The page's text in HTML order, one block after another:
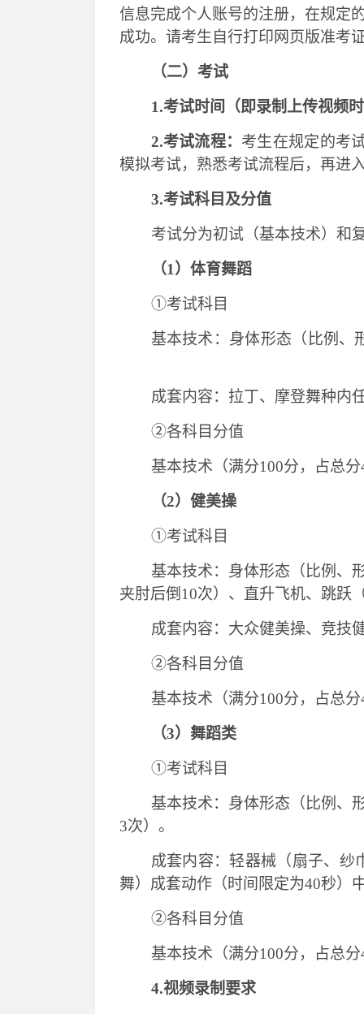
信息完成个人账号的注册，在规定
成功。请考生自行打印网页版准考
（二）考试
1.考试时间（即录制上传视频
2.考试流程： 考生在规定的考
模拟考试，熟悉考试流程后，再进
3.考试科目及分值
考试分为初试（基本技术）和
（1）体育舞蹈
①考试科目
基本技术：身体形态（比例、
成套内容：拉丁、摩登舞种内
②各科目分值
基本技术（满分100分，占总
（2）健美操
①考试科目
基本技术：身体形态（比例、
夹肘后倒10次）、直升飞机、跳跃
成套内容：大众健美操、竞技
②各科目分值
基本技术（满分100分，占总
（3）舞蹈类
①考试科目
基本技术：身体形态（比例、
3次）。
成套内容：轻器械（扇子、纱
舞）成套动作（时间限定为40秒）
②各科目分值
基本技术（满分100分，占总
4.视频录制要求